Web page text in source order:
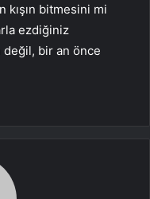
kışın bitmesini mi
ezdiğiniz
değil, bir an önce